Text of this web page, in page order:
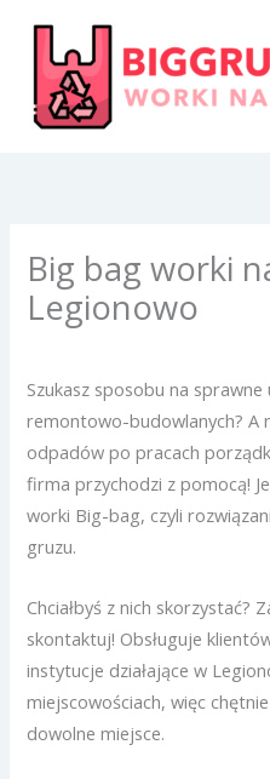
Big bag worki
Legionowo
Szukasz sposobu na
remontowo-budowlanych? A
odpadów po pracach
firma przychodzi z pomocą!
worki Big-bag, czyli
gruzu.
Chciałbyś z nich skorzystać?
skontaktuj! Obsługuje
instytucje działające w
miejscowościach, więc
dowolne miejsce.